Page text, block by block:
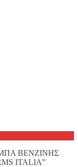
ΒΕΝΖΙΝΗΣ
ITALIA”